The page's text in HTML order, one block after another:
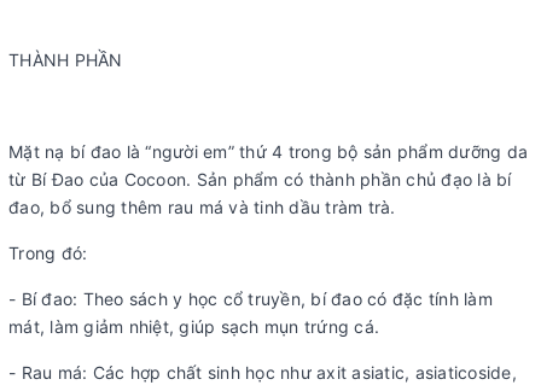
THÀNH PHẦN
Mặt nạ bí đao là “người em” thứ 4 trong bộ sản phẩm dưỡng da
từ Bí Đao của Cocoon. Sản phẩm có thành phần chủ đạo là bí
đao, bổ sung thêm rau má và tinh dầu tràm trà.
Trong đó:
- Bí đao: Theo sách y học cổ truyền, bí đao có đặc tính làm
mát, làm giảm nhiệt, giúp sạch mụn trứng cá.
- Rau má: Các hợp chất sinh học như axit asiatic, asiaticoside,